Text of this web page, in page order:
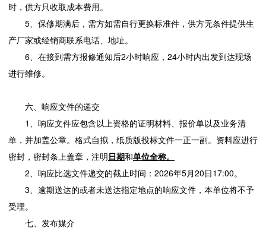
时，供方只收取成本费用。
5、保修期满后，需方如需自行更换标准件，供方无条件提供生
产厂家或经销商联系电话、地址。
6、在接到需方报修通知后2小时响应，24小时内出发到达现场
进行维修。
六、响应文件的递交
1、响应文件应包含以上资格的证明材料、报价单以及业务清
单，并加盖公章。格式自拟，纸质版投标文件一正一副。资料应进行
密封，密封条上盖章，注明日期和单位全称。
2、响应比选文件递交的截止时间：2026年5月20日17:00。
3、逾期送达的或者未送达指定地点的响应文件，本单位将不予
受理。
七、发布媒介